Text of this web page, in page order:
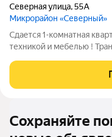
Северная улица,55А
Микрорайон «Северный»
Сдается 1-комнатная
техникой и мебелью !
дома!
Сохраняйте